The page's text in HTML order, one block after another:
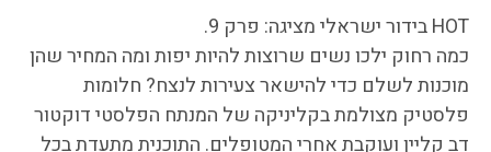
HOT בידור ישראלי מציגה: פרק 9.
כמה רחוק ילכו נשים שרוצות להיות יפות ומה המחיר שהן
מוכנות לשלם כדי להישאר צעירות לנצח? חלומות
פלסטיק מצולמת בקליניקה של המנתח הפלסטי דוקטור
דב קליין ועוקבת אחרי המטופלים. התוכנית מתעדת בכל